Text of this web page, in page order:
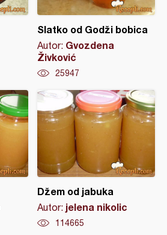
Slatko od Godži bobica
Autor: Gvozdena
Živković
25947
Džem od jabuka
Autor: jelena nikolic
114665